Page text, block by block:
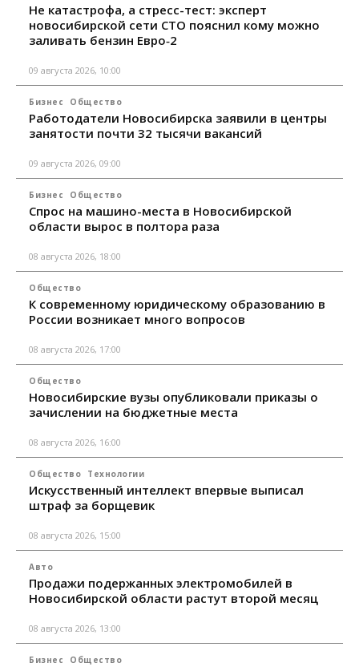
Не катастрофа, а стресс-тест: эксперт
новосибирской сети СТО пояснил кому можно
заливать бензин Евро‑2
09 августа 2026, 10:00
Бизнес Общество
Работодатели Новосибирска заявили в центры
занятости почти 32 тысячи вакансий
09 августа 2026, 09:00
Бизнес Общество
Спрос на машино-места в Новосибирской
области вырос в полтора раза
08 августа 2026, 18:00
Общество
К современному юридическому образованию в
России возникает много вопросов
08 августа 2026, 17:00
Общество
Новосибирские вузы опубликовали приказы о
зачислении на бюджетные места
08 августа 2026, 16:00
Общество Технологии
Искусственный интеллект впервые выписал
штраф за борщевик
08 августа 2026, 15:00
Авто
Продажи подержанных электромобилей в
Новосибирской области растут второй месяц
08 августа 2026, 13:00
Бизнес Общество